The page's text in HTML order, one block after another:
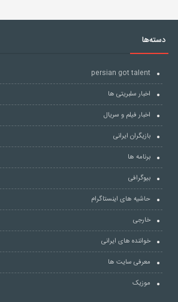
دسته‌ها
persian got talent
اخبار سلبریتی ها
اخبار فیلم و سریال
بازیگران ایرانی
برنامه ها
بیوگرافی
حاشیه های اینستاگرام
خارجی
خواننده های ایرانی
معرفی سایت ها
موزیک